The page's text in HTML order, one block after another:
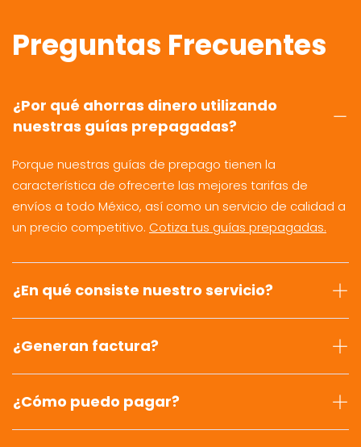
Preguntas Frecuentes
¿Por qué ahorras dinero utilizando
nuestras guías prepagadas?
Porque nuestras guías de prepago tienen la
característica de ofrecerte las mejores tarifas de
envíos a todo México, así como un servicio de calidad a
un precio competitivo. Cotiza tus guías prepagadas.
¿En qué consiste nuestro servicio?
¿Generan factura?
¿Cómo puedo pagar?